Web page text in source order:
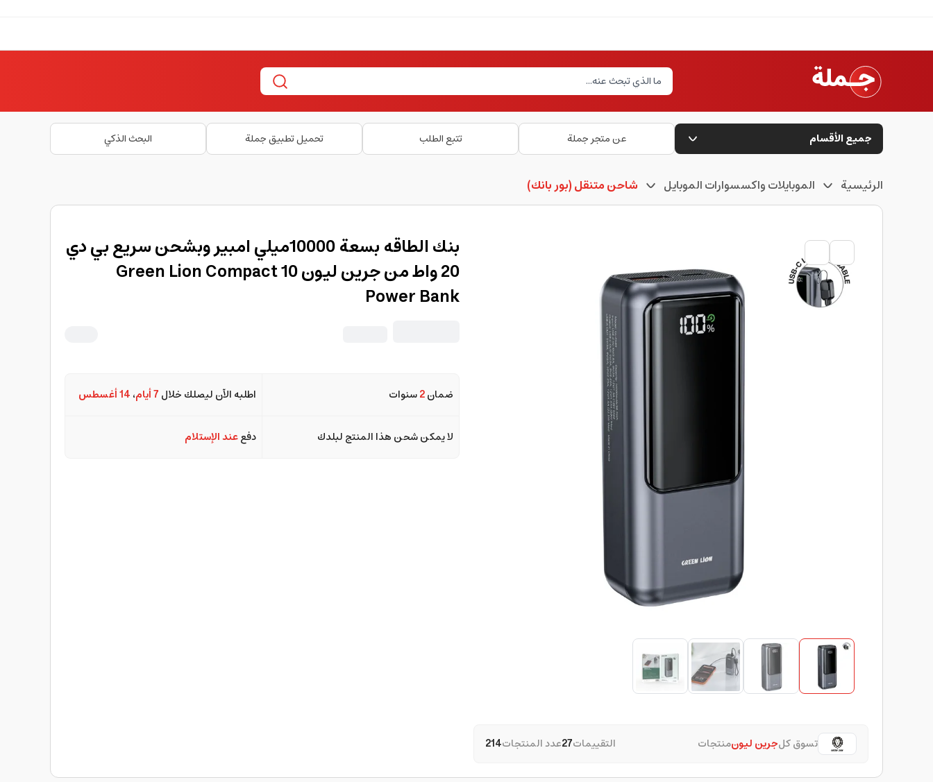
جميع الأقسام عن متجر جملة تتبع الطلب تحميل تطبيق جملة البحث الذكي
الرئيسية الموبايلات واكسسوارات الموبايل شاحن متنقل (بور بانك)
تسوق كلجرين ليونمنتجات التقييمات27عدد المنتجات214
بنك الطاقه بسعة 10000ميلي امبير وبشحن سريع بي دي
20 واط من جرين ليون Green Lion Compact 10
Power Bank
ضمان2سنوات اطلبه الآن ليصلك خلال 7 أيام ، 14 أغسطس
لا يمكن شحن هذا المنتج لبلدك دفععند الإستلام